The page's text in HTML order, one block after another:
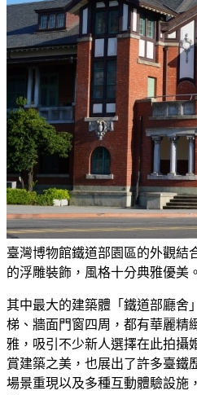
臺灣博物館鐵道部園區的外觀結
的浮雕裝飾，風格十分典雅優美
其中最大的建築體「鐵道部廳舍
梯、牆面門窗四周，都有華麗精
雅，吸引不少新人選擇在此拍攝
賞建築之美，也展出了許多臺鐵
場景重現以及多種互動體驗設施